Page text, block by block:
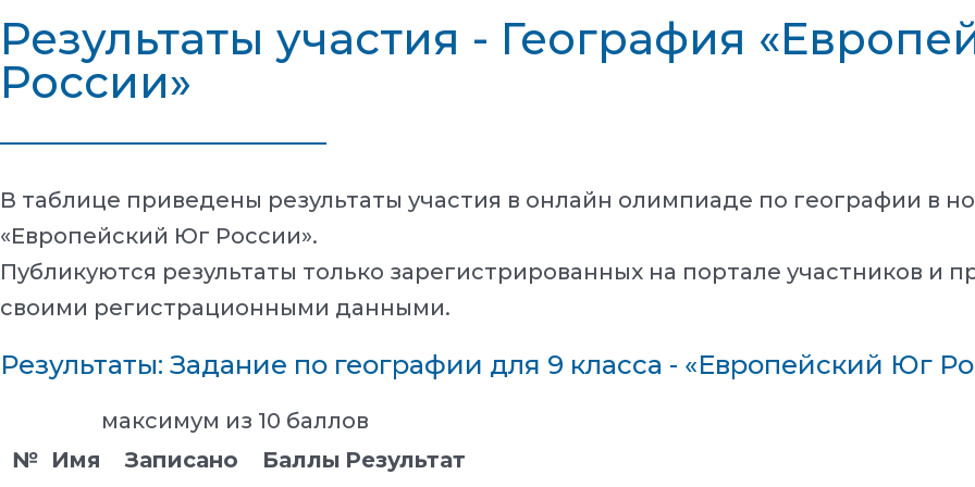
Результаты участия - География
России»
В таблице приведены результаты участия в онлайн олимпиаде по географии в
«Европейский Юг России».
Публикуются результаты только зарегистрированных на портале участников и
своими регистрационными данными.
Результаты: Задание по географии для 9 класса - «Европейский Юг
максимум из 10 баллов
№ Имя Записано Баллы Результат